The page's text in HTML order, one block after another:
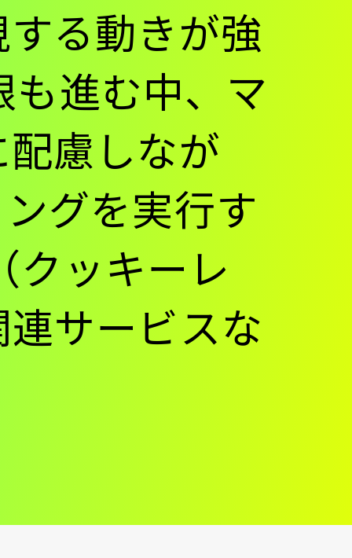
る動きが強
進む中、マ
慮しなが
グを実行す
クッキーレ
サービスな